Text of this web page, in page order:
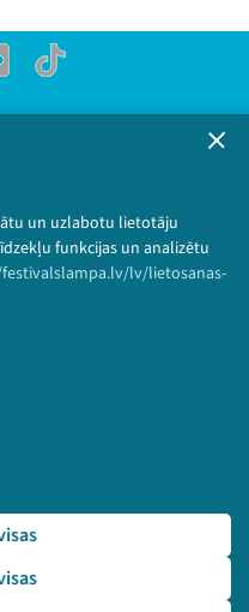
un uzlabotu lietotāju
funkcijas un analizētu
lv/lietosanas-
TikTok
politika
Visas tiesības